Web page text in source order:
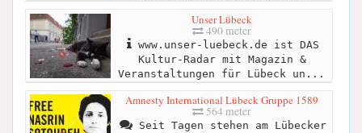
Unser Lübeck
490 meter
www.unser-luebeck.de ist DAS
Kultur-Radar mit Magazin &
Veranstaltungen für Lübeck un...
Amnesty International Lübeck Gruppe 1589
564 meter
Seit Tagen stehen am Lübecker